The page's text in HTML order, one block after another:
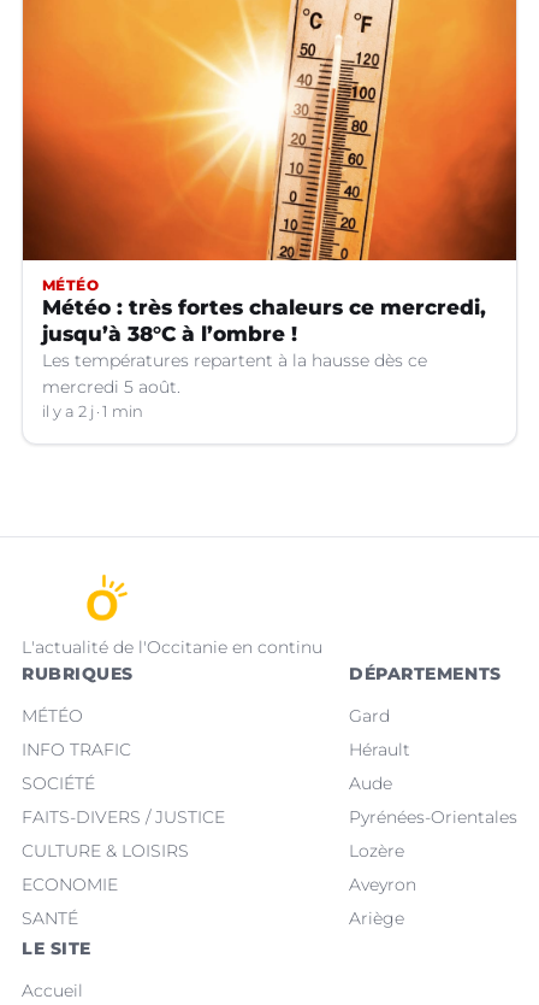
MÉTÉO
Météo : très fortes chaleurs ce mercredi,
jusqu’à 38°C à l’ombre !
Les températures repartent à la hausse dès ce
mercredi 5 août.
il y a 2 j 1 min
L'actualité de l'Occitanie en continu
RUBRIQUES
MÉTÉO
INFO TRAFIC
SOCIÉTÉ
FAITS-DIVERS / JUSTICE
CULTURE & LOISIRS
ECONOMIE
SANTÉ
DÉPARTEMENTS
Gard
Hérault
Aude
Pyrénées-Orientales
Lozère
Aveyron
Ariège
LE SITE
Accueil